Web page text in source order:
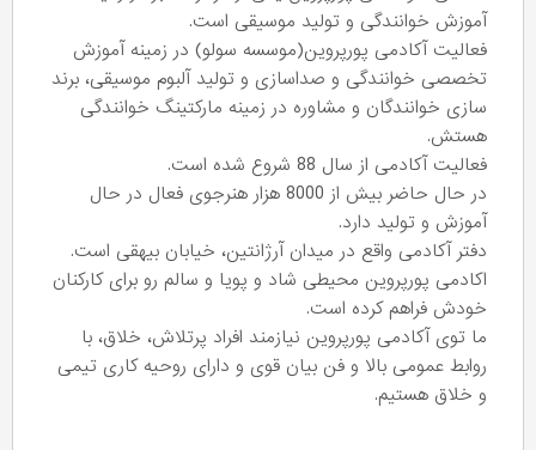
آموزش خوانندگی و تولید موسیقی است.
فعالیت آکادمی پورپروین(موسسه سولو) در زمینه آموزش
تخصصی خوانندگی و صداسازی و تولید آلبوم موسیقی، برند
سازی خوانندگان و مشاوره در زمینه مارکتینگ خوانندگی
هستش.
فعالیت آکادمی از سال 88 شروع شده است.
در حال حاضر بیش از 8000 هزار هنرجوی فعال در حال
آموزش و تولید دارد.
دفتر آکادمی واقع در میدان آرژانتین، خیابان بیهقی است.
اکادمی پورپروین محیطی شاد و پویا و سالم رو برای کارکنان
خودش فراهم کرده است.
ما توی آکادمی پورپروین نیازمند افراد پرتلاش، خلاق، با
روابط عمومی بالا و فن بیان قوی و دارای روحیه کاری تیمی
و خلاق هستیم.